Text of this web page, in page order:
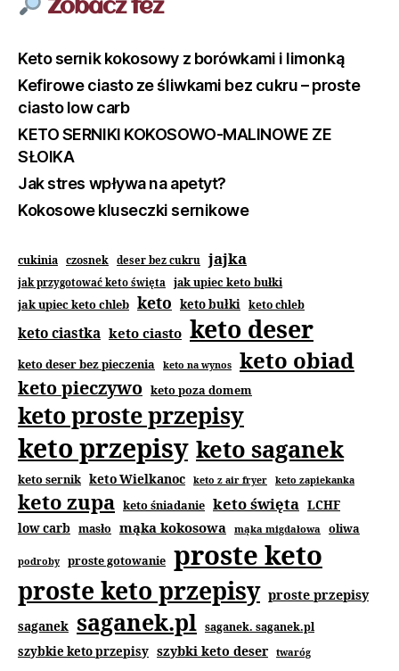
Zobacz też
Keto sernik kokosowy z borówkami i limonką
Kefirowe ciasto ze śliwkami bez cukru – proste
ciasto low carb
KETO SERNIKI KOKOSOWO-MALINOWE ZE
SŁOIKA
Jak stres wpływa na apetyt?
Kokosowe kluseczki sernikowe
cukinia czosnek deser bez cukru jajka
jak przygotować keto święta jak upiec keto bułki
jak upiec keto chleb keto keto bułki keto chleb
keto ciastka keto ciasto keto deser
keto deser bez pieczenia keto na wynos keto obiad
keto pieczywo keto poza domem
keto proste przepisy
keto przepisy keto saganek
keto sernik keto Wielkanoc keto z air fryer keto zapiekanka
keto zupa keto śniadanie keto święta LCHF
low carb masło mąka kokosowa mąka migdałowa oliwa
podroby proste gotowanie proste keto
proste keto przepisy proste przepisy
saganek saganek.pl saganek. saganek.pl
szybkie keto przepisy szybki keto deser twaróg